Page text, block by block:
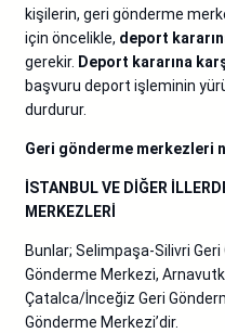
kişilerin, geri gönderme
için öncelikle, deport
gerekir. Deport kararına
başvuru deport işleminin
durdurur.
Geri gönderme merkezleri
İSTANBUL VE DİĞER
MERKEZLERİ
Bunlar; Selimpaşa-Silivri
Gönderme Merkezi,
Çatalca/İnceğiz Geri
Gönderme Merkezi’dir.